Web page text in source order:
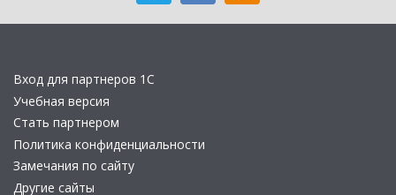
Вход для партнеров 1С
Учебная версия
Стать партнером
Политика конфиденциальности
Замечания по сайту
Другие сайты